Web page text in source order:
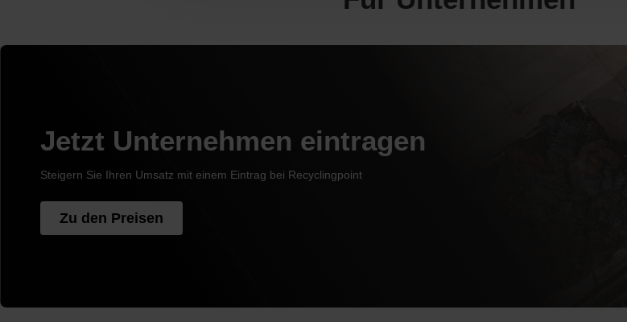
Jetzt Unternehmen eintragen
Steigern Sie Ihren Umsatz mit einem Eintrag bei Recyclingpoint
Zu den Preisen